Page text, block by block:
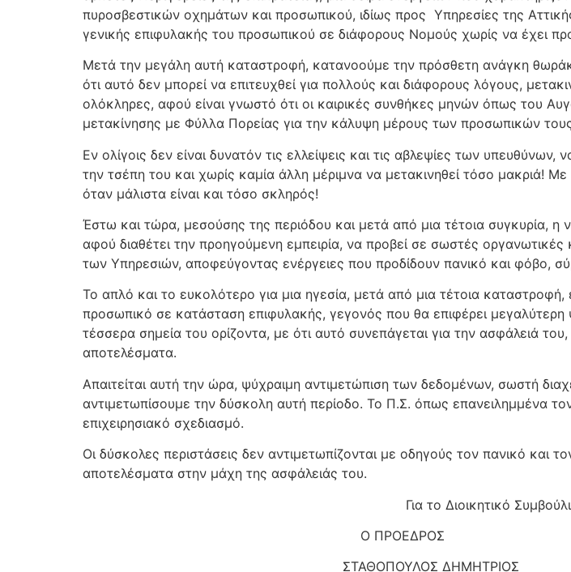
πυροσβεστικών οχημάτων και προσωπικού, ιδίως προς Υπηρεσίες της
γενικής επιφυλακής του προσωπικού σε διάφορους Νομούς χωρίς να έχει
Μετά την μεγάλη αυτή καταστροφή, κατανοούμε την πρόσθετη ανάγκη
ότι αυτό δεν μπορεί να επιτευχθεί για πολλούς και διάφορους λόγους,
ολόκληρες, αφού είναι γνωστό ότι οι καιρικές συνθήκες μηνών όπως του
μετακίνησης με Φύλλα Πορείας για την κάλυψη μέρους των προσωπικών
Εν ολίγοις δεν είναι δυνατόν τις ελλείψεις και τις αβλεψίες των
την τσέπη του και χωρίς καμία άλλη μέριμνα να μετακινηθεί τόσο μακριά!
όταν μάλιστα είναι και τόσο σκληρός!
Έστω και τώρα, μεσούσης της περιόδου και μετά από μια τέτοια συγκυρία, η
αφού διαθέτει την προηγούμενη εμπειρία, να προβεί σε σωστές
των Υπηρεσιών, αποφεύγοντας ενέργειες που προδίδουν πανικό και φόβο,
Το απλό και το ευκολότερο για μια ηγεσία, μετά από μια τέτοια
προσωπικό σε κατάσταση επιφυλακής, γεγονός που θα επιφέρει
τέσσερα σημεία του ορίζοντα, με ότι αυτό συνεπάγεται για την ασφάλειά
αποτελέσματα.
Απαιτείται αυτή την ώρα, ψύχραιμη αντιμετώπιση των δεδομένων, σωστή
αντιμετωπίσουμε την δύσκολη αυτή περίοδο. Το Π.Σ. όπως επανειλημμένα
επιχειρησιακό σχεδιασμό.
Οι δύσκολες περιστάσεις δεν αντιμετωπίζονται με οδηγούς τον πανικό
αποτελέσματα στην μάχη της ασφάλειάς του.
Για το Διοικητικό
Ο ΠΡΟΕΔΡΟΣ Ο
ΣΤΑΘΟΠΟΥΛΟΣ ΔΗΜΗΤΡΙΟΣ